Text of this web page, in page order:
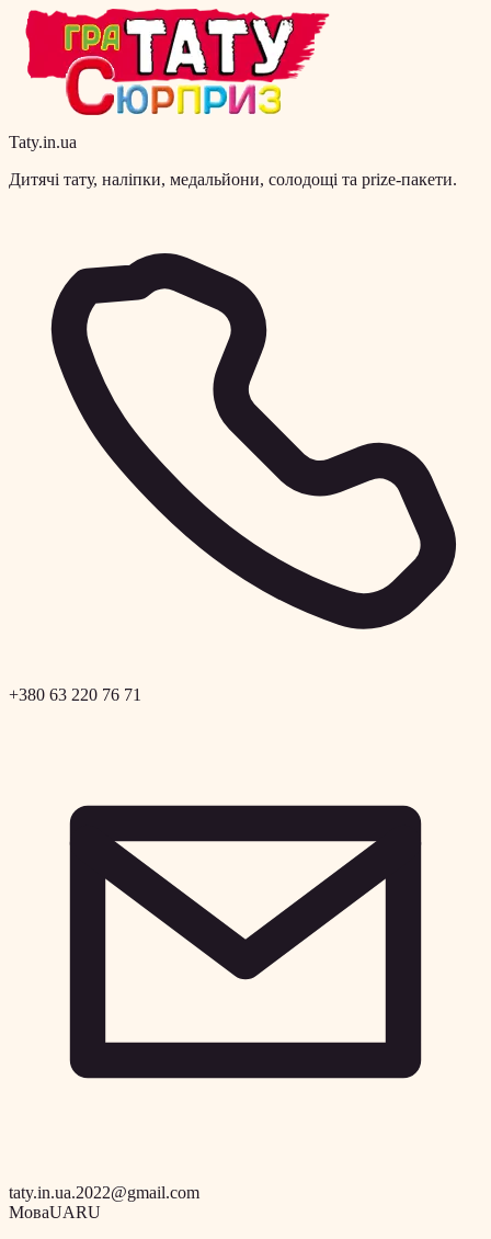
Taty.in.ua
Дитячі тату, наліпки, медальйони, солодощі та prize-пакети.
+380 63 220 76 71
taty.in.ua.2022@gmail.com
МоваUARU